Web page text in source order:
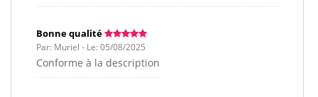
Bonne qualité
Par: Muriel - Le: 05/08/2025
Conforme à la description